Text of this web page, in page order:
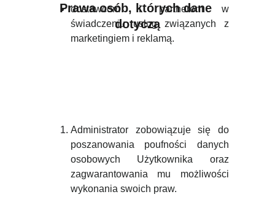
dostawcom i partnerom w
świadczeniu usług związanych z
marketingiem i reklamą.
Prawa osób, których dane
dotyczą
Administrator zobowiązuje się do
poszanowania poufności danych
osobowych Użytkownika oraz
zagwarantowania mu możliwości
wykonania swoich praw.